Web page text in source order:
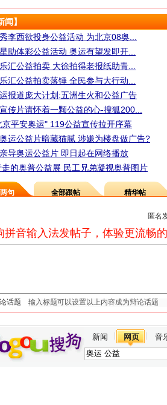
闻】
李西欲投身公益活动 为北京08奥...
助体彩公益活动 奥运有望发即开...
汇公益拍卖 大徐拍得老报纸助青...
汇公益拍卖落锤 全民参与大行动...
报道庞大计划:五洲生火和公益广告
传片请怀着一颗公益的心-搜狐200...
京平安奥运" 119公益宣传拉开序幕
运公益片暗藏猫腻 涉嫌为楼盘做广告?
导奥运公益片 即日起在网络播放
走的奥普公益展 民工兄弟凝视奥普图片
句 全部跟帖 精华帖
匿名
拼音输入法发帖子，体验更流畅
话题
新闻 网页 音